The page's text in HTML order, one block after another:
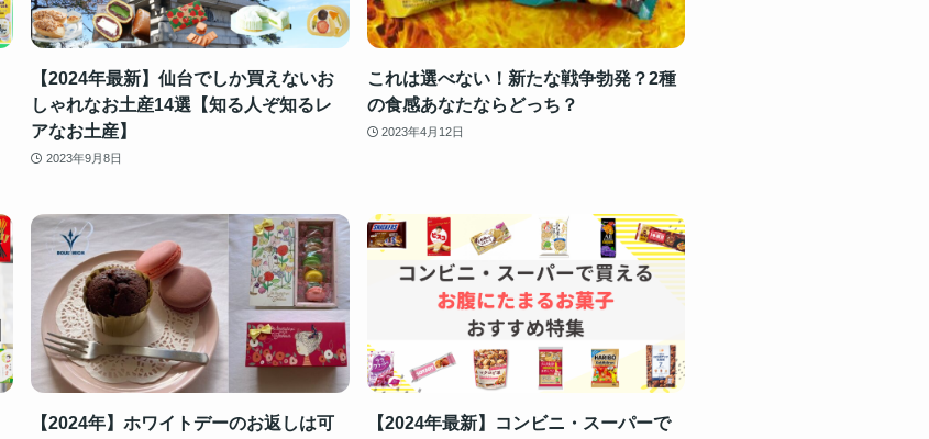
【2024年最新】仙台でしか買えないお
しゃれなお土産14選【知る人ぞ知るレ
アなお土産】
2023年9月8日
これは選べない！新たな戦争勃発？2種
の食感あなたならどっち？
2023年4月12日
【2024年】ホワイトデーのお返しは可
【2024年最新】コンビニ・スーパーで